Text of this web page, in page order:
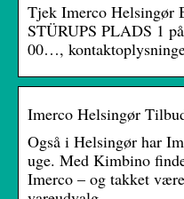
Tjek Imerco Helsingør
STÜRUPS PLADS 1
00…,
Imerco Helsingør
Også i Helsingør har
uge. Med Kimbino
Imerco – og takket